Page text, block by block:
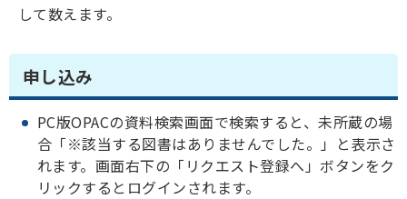
して数えます。
申し込み
PC版OPACの資料検索画面で検索すると、未所蔵の場
合「※該当する図書はありませんでした。」と表示さ
れます。画面右下の「リクエスト登録へ」ボタンをク
リックするとログインされます。